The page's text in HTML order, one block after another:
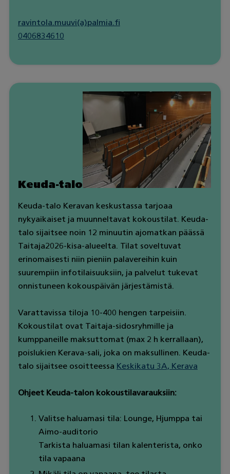
ravintola.muuvi(a)palmia.fi
0406834610
Keuda-talo
Keuda-talo Keravan keskustassa tarjoaa
nykyaikaiset ja muunneltavat kokoustilat. Keuda-
talo sijaitsee noin 12 minuutin ajomatkan päässä
Taitaja2026-kisa-alueelta. Tilat soveltuvat
erinomaisesti niin pieniin palavereihin kuin
suurempiin infotilaisuuksiin, ja palvelut tukevat
onnistuneen kokouspäivän järjestämistä.
Varattavissa tiloja 10-400 hengen tarpeisiin.
Kokoustilat ovat Taitaja-sidosryhmille ja
kumppaneille maksuttomat (max 2 h kerrallaan),
poislukien Kerava-sali, joka on maksullinen. Keuda-
talo sijaitsee osoitteessa Keskikatu 3A, Kerava
Ohjeet Keuda-talon kokoustilavarauksiin:
Valitse haluamasi tila: Lounge, Hjumppa tai
Aimo-auditorio
Tarkista haluamasi tilan kalenterista, onko
tila vapaana